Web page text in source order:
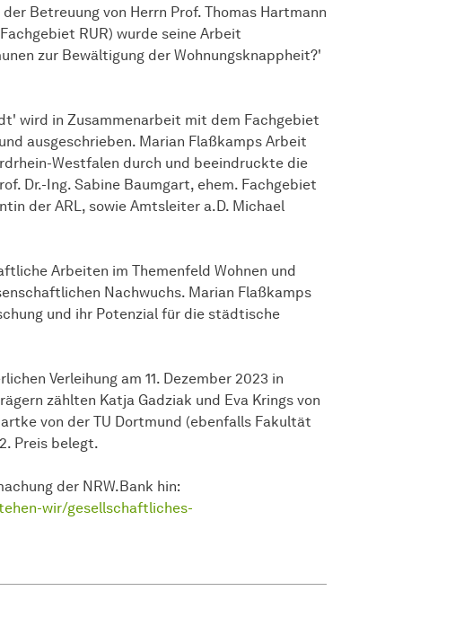
Betreuung von Herrn Prof. Thomas Hartmann
RUR) wurde seine Arbeit
zur Bewältigung der Wohnungsknappheit?'
wird in Zusammenarbeit mit dem Fachgebiet
ausgeschrieben. Marian Flaßkamps Arbeit
Westfalen durch und beeindruckte die
Dr.-Ing. Sabine Baumgart, ehem. Fachgebiet
der ARL, sowie Amtsleiter a.D. Michael
Arbeiten im Themenfeld Wohnen und
Nachwuchs. Marian Flaßkamps
und ihr Potenzial für die städtische
Verleihung am 11. Dezember 2023 in
zählten Katja Gadziak und Eva Krings von
von der TU Dortmund (ebenfalls Fakultät
Preis belegt.
der NRW.Bank hin:
wir/gesellschaftliches-